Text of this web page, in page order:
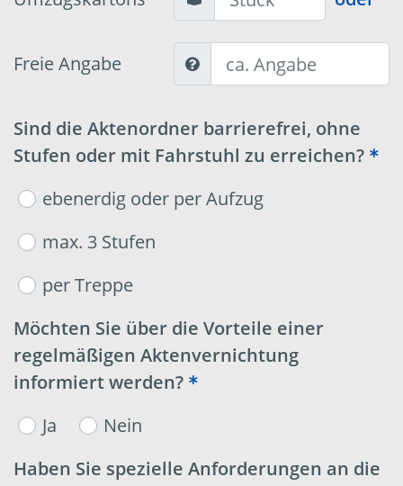
Freie Angabe
Sind die Aktenordner barrierefrei, ohne
Stufen oder mit Fahrstuhl zu erreichen?
ebenerdig oder per Aufzug
max. 3 Stufen
per Treppe
Möchten Sie über die Vorteile einer
regelmäßigen Aktenvernichtung
informiert werden?
Ja
Nein
Haben Sie spezielle Anforderungen an die